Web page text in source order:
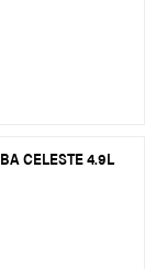
CELESTE 4.9L